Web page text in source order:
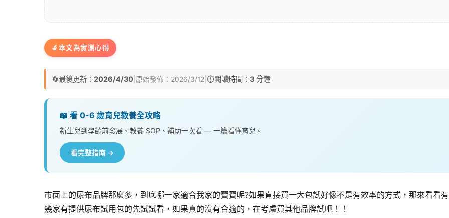
🔬 本文為實測心得
🔄最後更新： 2026/4/30 原始發佈： 2026/3/12 ⏱️閱讀時間： 3 分鐘
📖 看 0-6 歲育兒教養全攻略
新生兒到學齡前發展、教養 SOP、補助一次看 — 一篇看懂育兒。
看完整指南 →
市面上的尿布品牌那麼多，到底哪一家適合我家的寶寶呢?如果直接買一大包試好像不是有效率的方式，那來看看
幾家有提供尿布試用包的先試試看，如果真的沒有合適的，在考慮買其他品牌試吧！！